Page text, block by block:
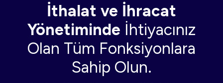
İthalat ve İhracat
Yönetiminde İhtiyacınız
Olan Tüm Fonksiyonlara
Sahip Olun.